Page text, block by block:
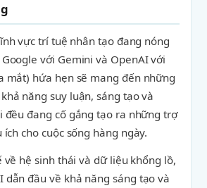
vực trí tuệ nhân tạo đang nóng
với Gemini và OpenAI với
mắt) hứa hẹn sẽ mang đến những
năng suy luận, sáng tạo và
đều đang cố gắng tạo ra những trợ
cho cuộc sống hàng ngày.
về hệ sinh thái và dữ liệu khổng lồ,
dẫn đầu về khả năng sáng tạo và